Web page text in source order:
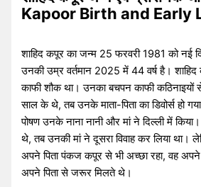
Kapoor Birth and Early
शाहिद कपूर का जन्म 25 फरवरी 1981 को नई
उनकी उम्र वर्तमान 2025 में 44 वर्ष है।
काफी शौक था। उनका बचपन काफी कठिनाइयों
साल के थे, तब उनके माता-पिता का डिवोर्स हो
पोषण उनके नाना नानी और मां ने दिल्ली में
थे, तब उनकी मां ने दूसरा विवाह कर लिया था।
अपने पिता पंकज कपूर से भी अच्छा रहा, वह
अपने पिता से जरूर मिलते थे।